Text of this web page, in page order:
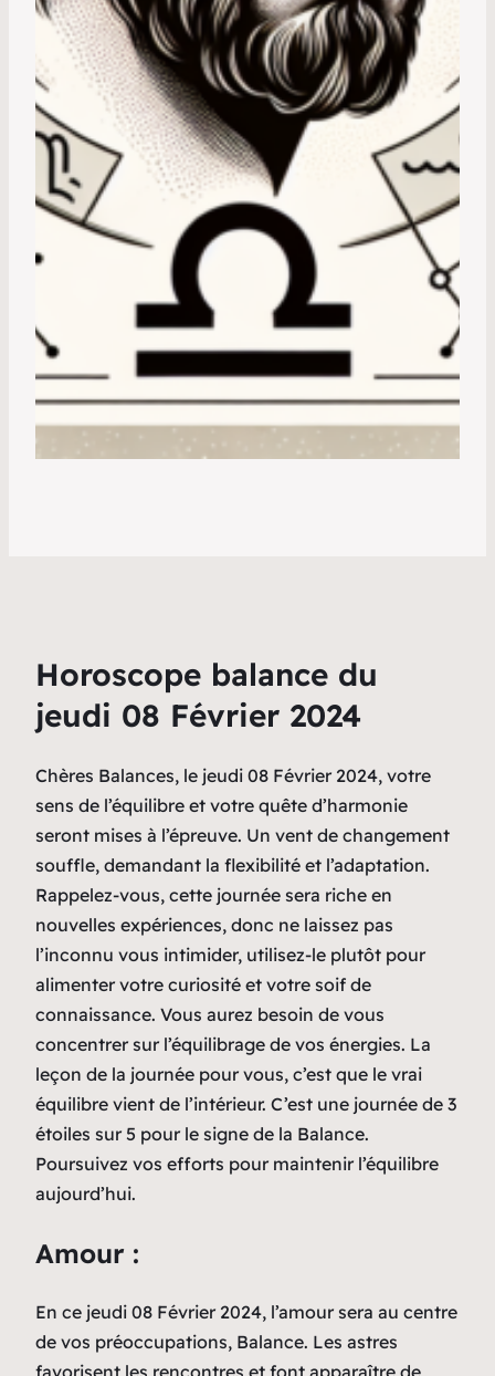
Horoscope balance du
jeudi 08 Février 2024
Chères Balances, le jeudi 08 Février 2024, votre
sens de l’équilibre et votre quête d’harmonie
seront mises à l’épreuve. Un vent de changement
souffle, demandant la flexibilité et l’adaptation.
Rappelez-vous, cette journée sera riche en
nouvelles expériences, donc ne laissez pas
l’inconnu vous intimider, utilisez-le plutôt pour
alimenter votre curiosité et votre soif de
connaissance. Vous aurez besoin de vous
concentrer sur l’équilibrage de vos énergies. La
leçon de la journée pour vous, c’est que le vrai
équilibre vient de l’intérieur. C’est une journée de 3
étoiles sur 5 pour le signe de la Balance.
Poursuivez vos efforts pour maintenir l’équilibre
aujourd’hui.
Amour :
En ce jeudi 08 Février 2024, l’amour sera au centre
de vos préoccupations, Balance. Les astres
favorisent les rencontres et font apparaître de